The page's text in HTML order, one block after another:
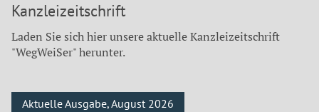
Kanzleizeitschrift
Laden Sie sich hier unsere aktuelle Kanzleizeitschrift
"WegWeiSer" herunter.
Aktuelle Ausgabe, August 2026